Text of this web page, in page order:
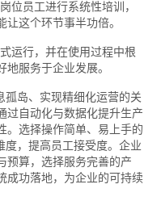
员工进行系统性培训，
这个环节事半功倍。
行，并在使用过程中根
服务于企业发展。
岛、实现精细化运营的关
过自动化与数据化提升生产
。选择操作简单、易上手的
度，提高员工接受度。企业
预算，选择服务完善的产
成功落地，为企业的可持续